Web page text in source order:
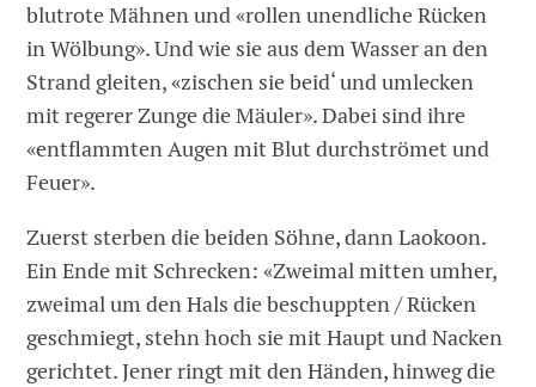
blutrote Mähnen und «rollen unendliche Rücken
in Wölbung». Und wie sie aus dem Wasser an den
Strand gleiten, «zischen sie beid‘ und umlecken
mit regerer Zunge die Mäuler». Dabei sind ihre
«entflammten Augen mit Blut durchströmet und
Feuer».
Zuerst sterben die beiden Söhne, dann Laokoon.
Ein Ende mit Schrecken: «Zweimal mitten umher,
zweimal um den Hals die beschuppten / Rücken
geschmiegt, stehn hoch sie mit Haupt und Nacken
gerichtet. Jener ringt mit den Händen, hinweg die